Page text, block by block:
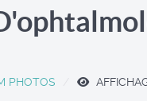
PHOTOS